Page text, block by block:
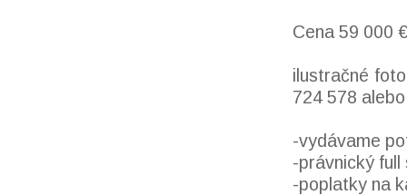
Cena 59 000 €
ilustračné
724 578
-vydávame
-právnický
-poplatky na